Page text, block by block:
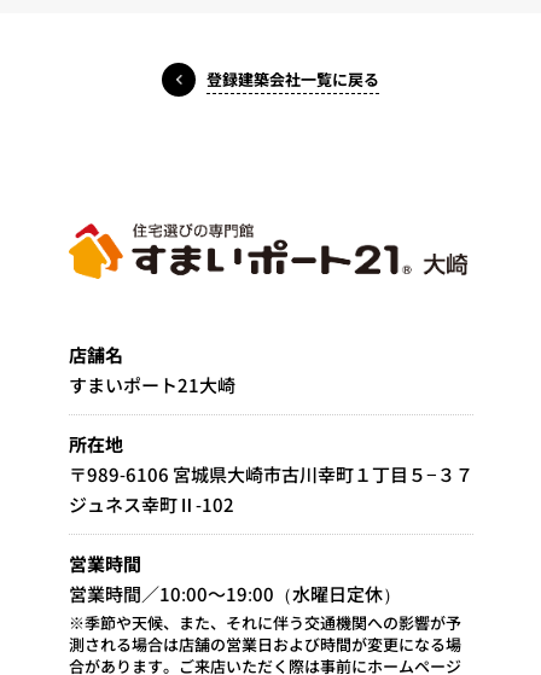
登録建築会社一覧に戻る
店舗名
すまいポート21大崎
所在地
〒989-6106 宮城県大崎市古川幸町１丁目５−３７
ジュネス幸町Ⅱ-102
営業時間
営業時間／10:00～19:00（水曜日定休）
※季節や天候、また、それに伴う交通機関への影響が予
測される場合は店舗の営業日および時間が変更になる場
合があります。ご来店いただく際は事前にホームページ